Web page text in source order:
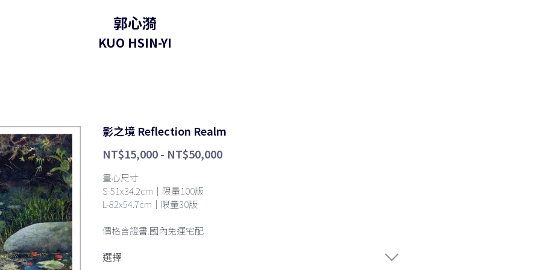
郭心漪
KUO HSIN-YI
影之境 Reflection Realm
NT$15,000 - NT$50,000
畫心尺寸
S-51x34.2cm｜限量100版
L-82x54.7cm｜限量30版
價格含證書.國內免運宅配
選擇